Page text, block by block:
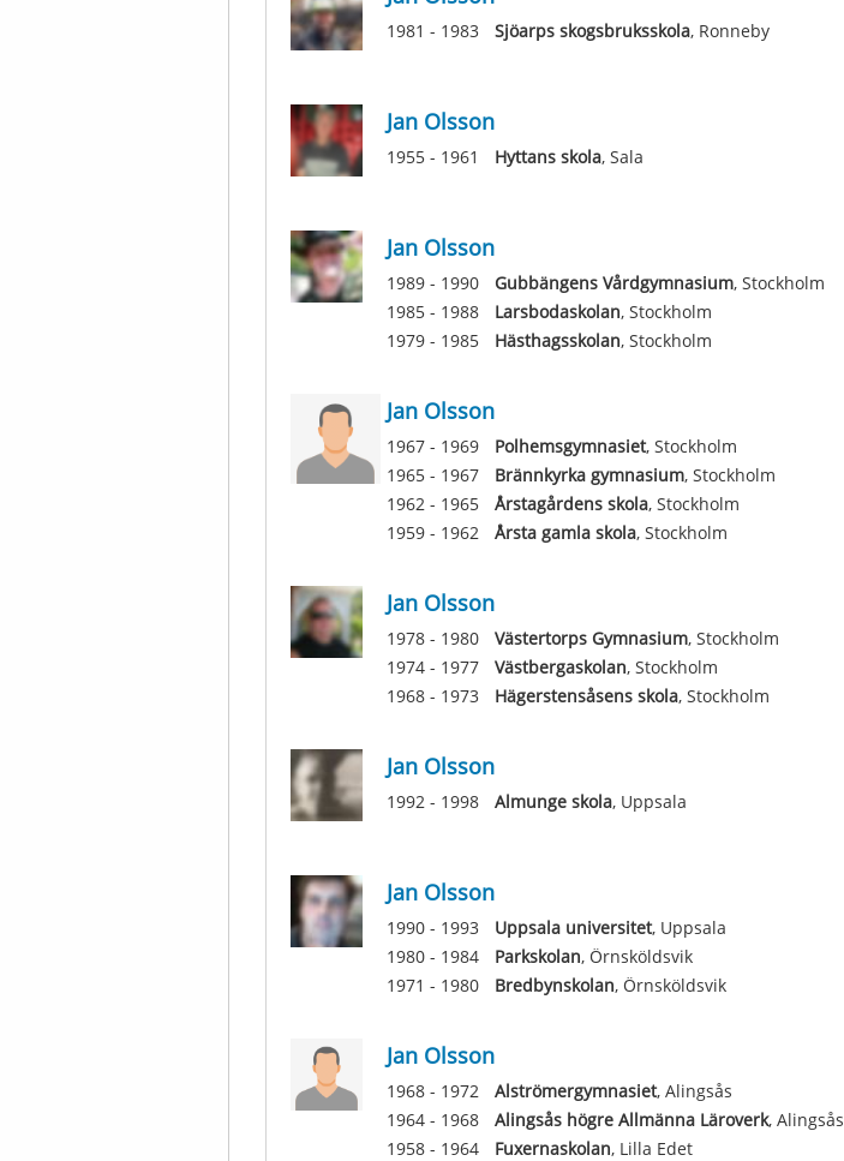
1981 - 1983 Sjöarps skogsbruksskola, Ronneby
Jan Olsson
1955 - 1961 Hyttans skola, Sala
Jan Olsson
1989 - 1990 Gubbängens Vårdgymnasium, Stockholm
1985 - 1988
Larsbodaskolan, Stockholm
1979 - 1985
Hästhagsskolan, Stockholm
Jan Olsson
1967 - 1969 Polhemsgymnasiet, Stockholm
1965 - 1967
Brännkyrka gymnasium, Stockholm
1962 - 1965
Årstagårdens skola, Stockholm
1959 - 1962
Årsta gamla skola, Stockholm
Jan Olsson
1978 - 1980 Västertorps Gymnasium, Stockholm
1974 - 1977
Västbergaskolan, Stockholm
1968 - 1973
Hägerstensåsens skola, Stockholm
Jan Olsson
1992 - 1998 Almunge skola, Uppsala
Jan Olsson
1990 - 1993 Uppsala universitet, Uppsala
1980 - 1984
Parkskolan, Örnsköldsvik
1971 - 1980
Bredbynskolan, Örnsköldsvik
Jan Olsson
1968 - 1972 Alströmergymnasiet, Alingsås
1964 - 1968
Alingsås högre Allmänna Läroverk, Alingsås
1958 - 1964
Fuxernaskolan, Lilla Edet